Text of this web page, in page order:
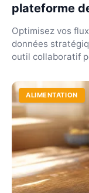
plateforme
Optimisez vos
données
outil collaboratif
ALIMENTATION